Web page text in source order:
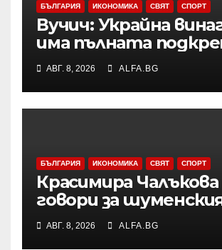
БЪЛГАРИЯ ИКОНОМИКА СВЯТ СПОРТ
Вучич: Украйна
има пълната
нашата страна по
европейския си път
АВГ. 8, 2026 ALFA.BG
БЪЛГАРИЯ ИКОНОМИКА СВЯТ СПОРТ
Красимира Чалъкова
говори за
художник Никола
на дискусията за
АВГ. 8, 2026 ALFA.BG